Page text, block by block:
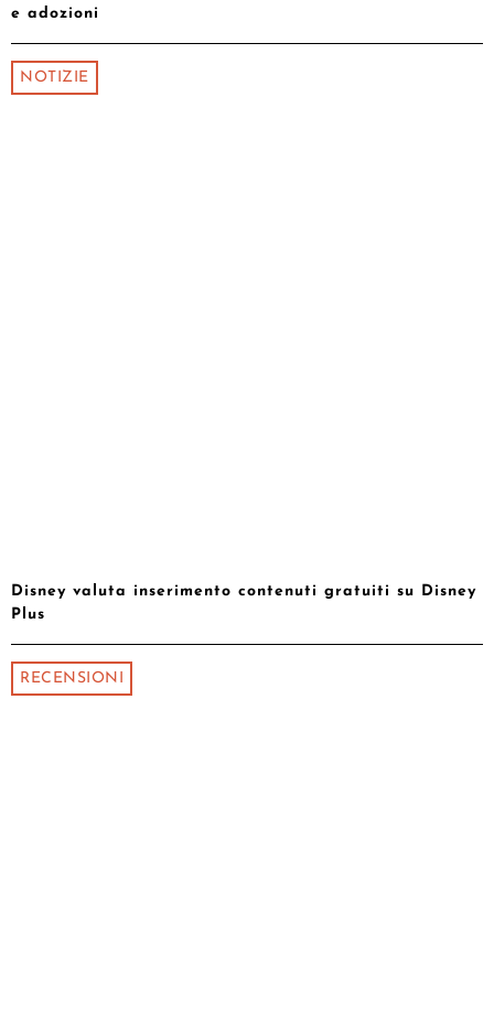
e adozioni
NOTIZIE
Disney valuta inserimento contenuti gratuiti su Disney
Plus
RECENSIONI